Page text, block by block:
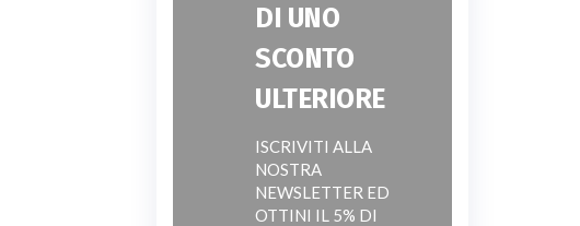
DI UNO
SCONTO
ULTERIORE
ISCRIVITI ALLA
NOSTRA
NEWSLETTER ED
OTTINI IL 5% DI